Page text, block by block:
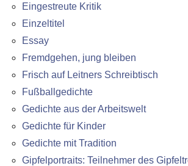
Eingestreute Kritik
Einzeltitel
Essay
Fremdgehen, jung bleiben
Frisch auf Leitners Schreibtisch
Fußballgedichte
Gedichte aus der Arbeitswelt
Gedichte für Kinder
Gedichte mit Tradition
Gipfelportraits: Teilnehmer des